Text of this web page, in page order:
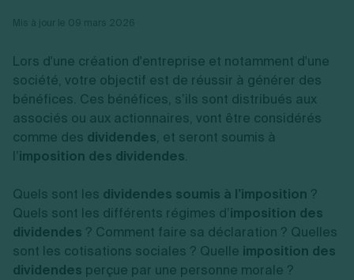
Commerce
Transport
Autres
Ressources
Simulateur de choix de forme juridique
Estimation du coût de création
Calcul d'éligibilité à l'ACRE
Vérification de la disponibilité du nom d'entreprise
Générateur de mentions légales
Réduction de capital
Gérer son entreprise
Gestion comptable
Approbation des comptes
Dépôt de marque
Confidentialité de l'adresse du dirigeant
Fermer son entreprise
Radiation auto entrepreneur
Mise en sommeil
Conseil/finance
Vente en ligne
Services aux entreprises
Construction/travaux
Restauration
Autres
Par fonctionnalité
Logiciel de facturation
Logiciel de comptabilité
Fiches SARL
Fiches SCI
Fiches auto-entrepreneur
Fiches association
Toutes les fiches sur la création
Autres démarches
Fermeture d’entreprise
Exercice d’un métier
Recouvrement de factures
Gérer ses salariés
Sélection de fiches pratiques
Lors d'une création d'entreprise et notamment d'une
société, votre objectif est de réussir à générer des
bénéfices. Ces bénéfices, s’ils sont distribués aux
associés ou aux actionnaires, vont être considérés
comme des dividendes, et seront soumis à
l’imposition des dividendes.
Quels sont les dividendes soumis à l’imposition ?
Quels sont les différents régimes d’imposition des
dividendes ? Comment faire sa déclaration ? Quelles
sont les cotisations sociales ? Quelle imposition des
dividendes perçue par une personne morale ?